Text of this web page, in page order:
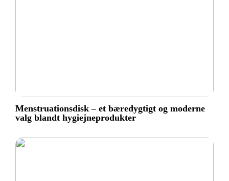
Menstruationsdisk – et bæredygtigt og moderne
valg blandt hygiejneprodukter